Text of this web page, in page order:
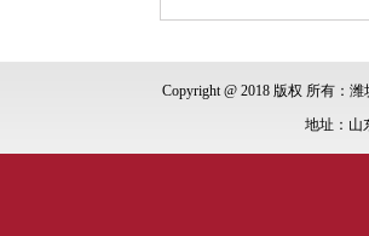
Copyright @ 2018 版权 所有：
地址：山